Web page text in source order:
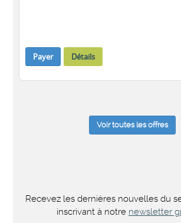
Payer Détails
Voir toutes les offres
Recevez les dernières nouvelles du
inscrivant à notre newsletter